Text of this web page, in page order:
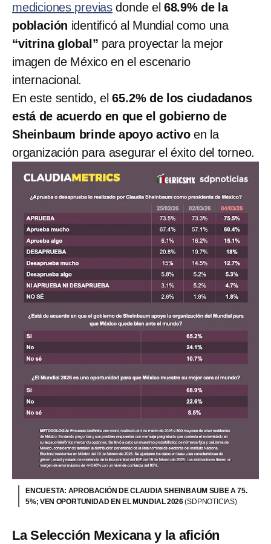
mediciones previas donde el 68.9% de la
población identificó al Mundial como una
“vitrina global” para proyectar la mejor
imagen de México en el escenario
internacional.
En este sentido, el65.2% de los ciudadanos
está de acuerdo en que el gobierno de
Sheinbaum brinde apoyo activo en la
organización para asegurar el éxito del torneo.
ENCUESTA: APROBACIÓN DE CLAUDIA SHEINBAUM SUBE A 75.
5%; VEN OPORTUNIDAD EN EL MUNDIAL 2026(SDPNOTICIAS)
La Selección Mexicana y la afición